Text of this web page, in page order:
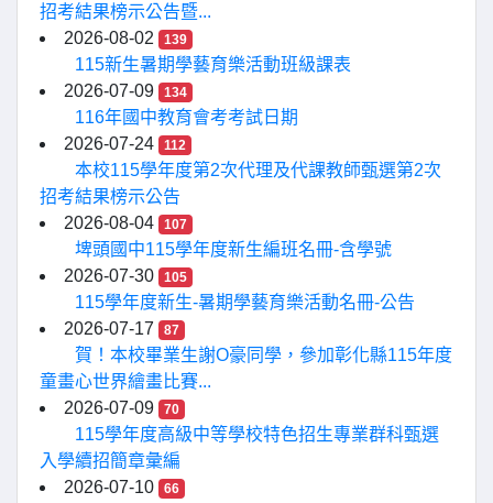
招考結果榜示公告暨...
2026-08-02
139
115新生暑期學藝育樂活動班級課表
2026-07-09
134
116年國中教育會考考試日期
2026-07-24
112
本校115學年度第2次代理及代課教師甄選第2次
招考結果榜示公告
2026-08-04
107
埤頭國中115學年度新生編班名冊-含學號
2026-07-30
105
115學年度新生-暑期學藝育樂活動名冊-公告
2026-07-17
87
賀！本校畢業生謝O豪同學，參加彰化縣115年度
童畫心世界繪畫比賽...
2026-07-09
70
115學年度高級中等學校特色招生專業群科甄選
入學續招簡章彙編
2026-07-10
66